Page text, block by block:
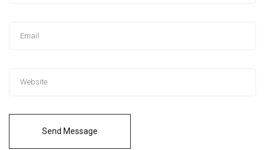
Send Message